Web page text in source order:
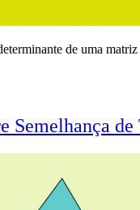
de uma matriz
Semelhança